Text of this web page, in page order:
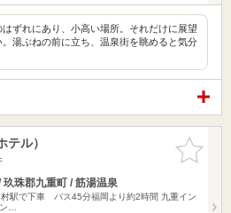
ずれにあり、小高い場所。それだけに展望
湯ぶねの前に立ち、温泉街を眺めると気分
お気に入
りに追加
ル）
玖珠郡九重町 / 筋湯温泉
村駅で下車 バス45分福岡より約2時間 九重イン
…